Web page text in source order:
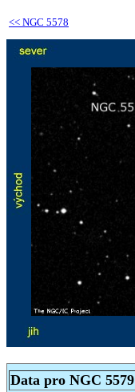
<< NGC 5578
Data pro NGC 5579